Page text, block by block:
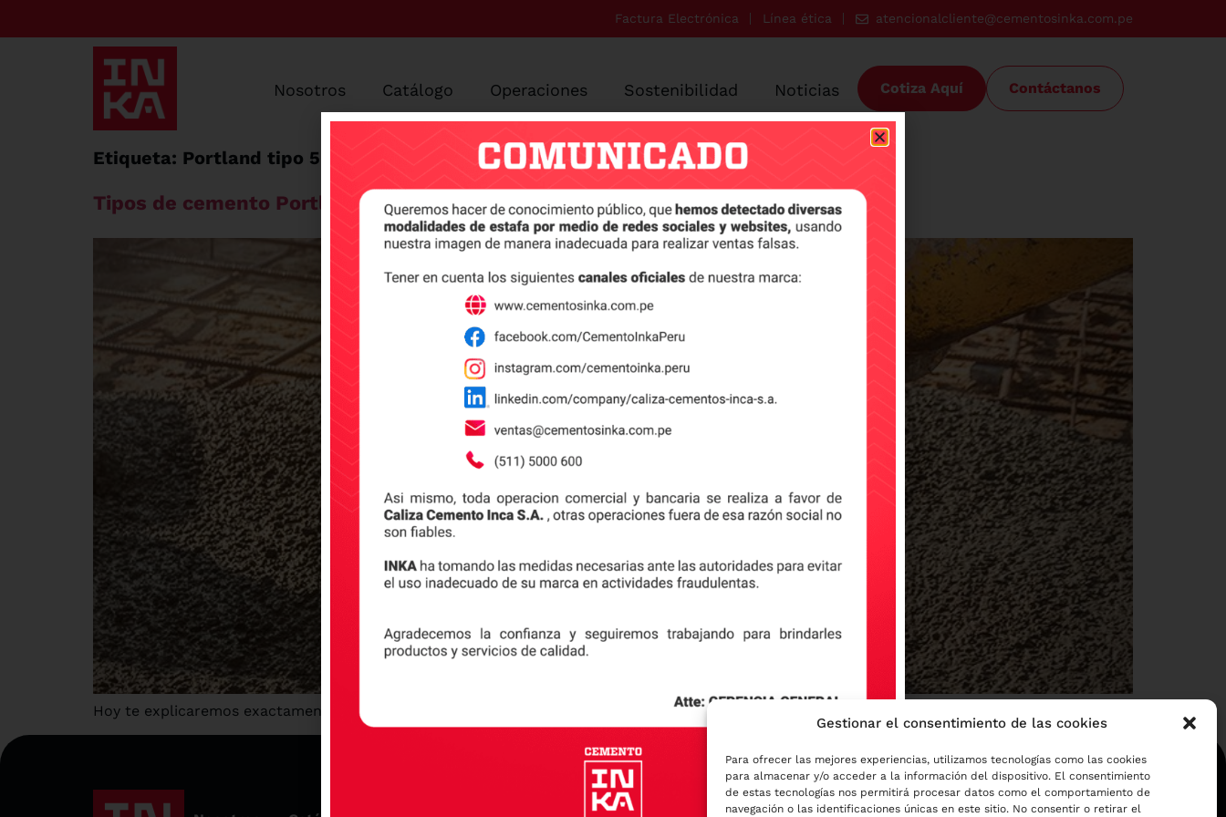
Gestionar el consentimiento de las cookies
Para ofrecer las mejores experiencias, utilizamos tecnologías como las cookies
para almacenar y/o acceder a la información del dispositivo. El consentimiento
de estas tecnologías nos permitirá procesar datos como el comportamiento de
navegación o las identificaciones únicas en este sitio. No consentir o retirar el
Factura Electrónica Línea ética atencionalcliente@cementosinka.com.pe
Nosotros Catálogo Operaciones Sostenibilidad Noticias Cotiza Aquí Contáctanos
Etiqueta: Portland tipo 5
Tipos de cemento Portland: conoce sus características y aplicaciones
Hoy te explicaremos exactamente qué es el cemento Portland, cuáles son sus distintos tipos y las aplicaciones específicas de cada uno